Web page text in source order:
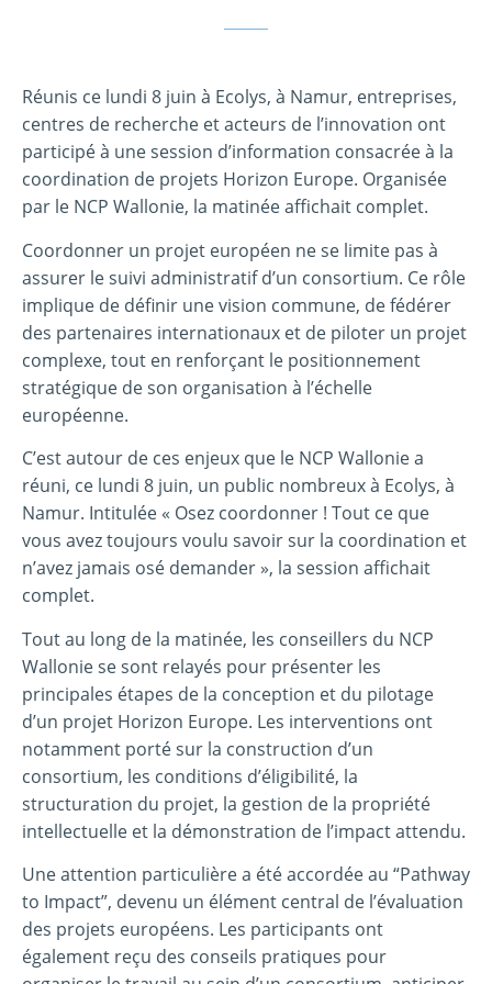
Réunis ce lundi 8 juin à Ecolys, à Namur, entreprises,
centres de recherche et acteurs de l’innovation ont
participé à une session d’information consacrée à la
coordination de projets Horizon Europe. Organisée
par le NCP Wallonie, la matinée affichait complet.
Coordonner un projet européen ne se limite pas à
assurer le suivi administratif d’un consortium. Ce rôle
implique de définir une vision commune, de fédérer
des partenaires internationaux et de piloter un projet
complexe, tout en renforçant le positionnement
stratégique de son organisation à l’échelle
européenne.
C’est autour de ces enjeux que le NCP Wallonie a
réuni, ce lundi 8 juin, un public nombreux à Ecolys, à
Namur. Intitulée « Osez coordonner ! Tout ce que
vous avez toujours voulu savoir sur la coordination et
n’avez jamais osé demander », la session affichait
complet.
Tout au long de la matinée, les conseillers du NCP
Wallonie se sont relayés pour présenter les
principales étapes de la conception et du pilotage
d’un projet Horizon Europe. Les interventions ont
notamment porté sur la construction d’un
consortium, les conditions d’éligibilité, la
structuration du projet, la gestion de la propriété
intellectuelle et la démonstration de l’impact attendu.
Une attention particulière a été accordée au “Pathway
to Impact”, devenu un élément central de l’évaluation
des projets européens. Les participants ont
également reçu des conseils pratiques pour